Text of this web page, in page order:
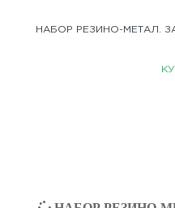
НАБОР РЕЗИНО-МЕТАЛ.